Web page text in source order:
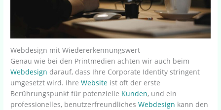
Webdesign mit Wiedererkennungswert
Genau wie bei den Printmedien achten wir auch beim
Webdesign darauf, dass Ihre Corporate Identity stringent
umgesetzt wird. IhreWebsite ist oft der erste
Berührungspunkt für potenzielle Kunden, und ein
professionelles, benutzerfreundlichesWebdesign kann den